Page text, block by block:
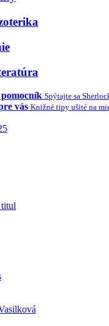
Spýtajte sa
vás Knižné tipy ušité na